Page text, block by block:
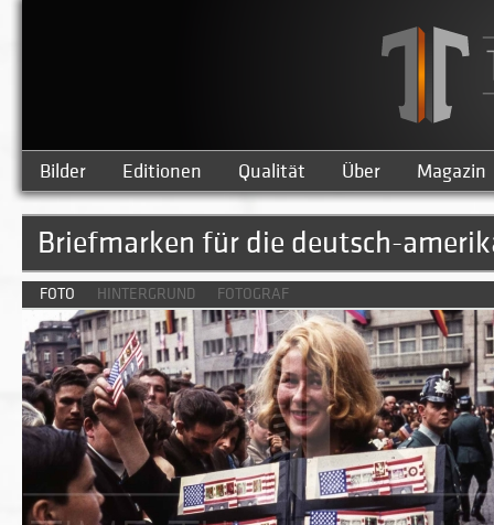
Bilder Editionen Qualität Über Magazin
Briefmarken für die deutsch-
FOTO HINTERGRUND FOTOGRAF